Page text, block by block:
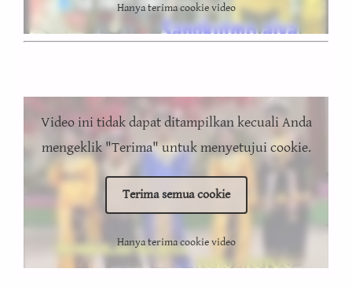
Hanya terima cookie video
Video ini tidak dapat ditampilkan kecuali Anda
mengeklik "Terima" untuk menyetujui cookie.
Terima semua cookie
Hanya terima cookie video